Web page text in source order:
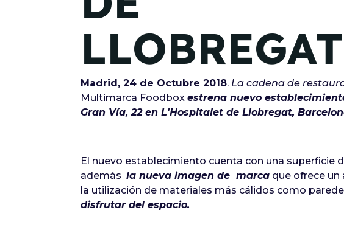
LLOBREGAT
Madrid, 24 de Octubre 2018. La cadena de
Multimarca Foodbox estrena nuevo
Gran Vía, 22 en L'Hospitalet de Llobregat,
El nuevo establecimiento cuenta con una superficie
además la nueva imagen de marca que ofrece
la utilización de materiales más cálidos como
disfrutar del espacio.